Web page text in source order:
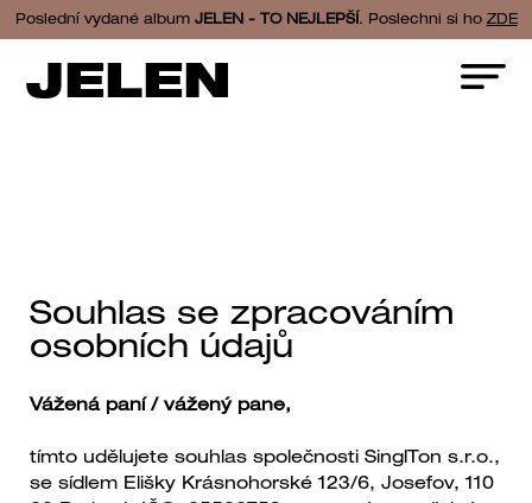
Poslední vydané album JELEN - TO NEJLEPŠÍ . Poslechni si ho ZDE
JELEN
Souhlas se zpracováním
osobních údajů
Vážená paní / vážený pane,
tímto udělujete souhlas společnosti SinglTon s.r.o.,
se sídlem Elišky Krásnohorské 123/6, Josefov, 110